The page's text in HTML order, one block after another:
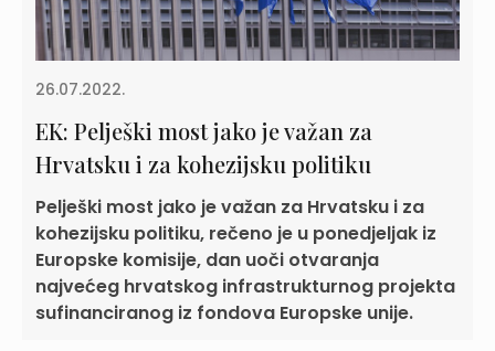
26.07.2022.
EK: Pelješki most jako je važan za
Hrvatsku i za kohezijsku politiku
Pelješki most jako je važan za Hrvatsku i za
kohezijsku politiku, rečeno je u ponedjeljak iz
Europske komisije, dan uoči otvaranja
najvećeg hrvatskog infrastrukturnog projekta
sufinanciranog iz fondova Europske unije.